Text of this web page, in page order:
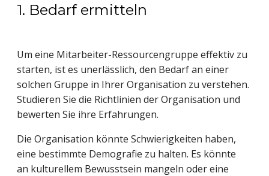
1. Bedarf ermitteln
Um eine Mitarbeiter-Ressourcengruppe effektiv zu
starten, ist es unerlässlich, den Bedarf an einer
solchen Gruppe in Ihrer Organisation zu verstehen.
Studieren Sie die Richtlinien der Organisation und
bewerten Sie ihre Erfahrungen.
Die Organisation könnte Schwierigkeiten haben,
eine bestimmte Demografie zu halten. Es könnte
an kulturellem Bewusstsein mangeln oder eine